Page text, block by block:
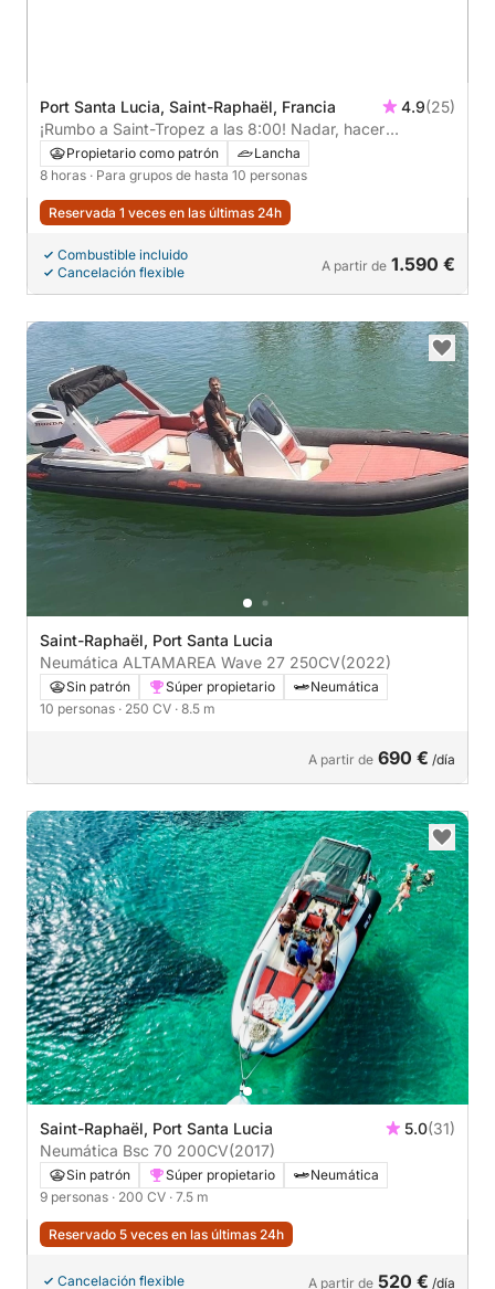
Port Santa Lucia, Saint-Raphaël, Francia 4.9(25)
¡Rumbo a Saint-Tropez a las 8:00! Nadar, hacer
paddleboard y relajarse son parte de la agenda.
Propietario como patrón
Lancha
8 horas · Para grupos de hasta 10 personas
Reservada 1 veces en las últimas 24h
Combustible incluido
Cancelación flexible
A partir de 1.590 €
Saint-Raphaël, Port Santa Lucia
Neumática ALTAMAREA Wave 27 250CV(2022)
Sin patrón Súper propietario
Neumática
10 personas · 250 CV · 8.5 m
A partir de 690 € /día
Saint-Raphaël, Port Santa Lucia 5.0(31)
Neumática Bsc 70 200CV(2017)
Sin patrón Súper propietario
Neumática
9 personas · 200 CV · 7.5 m
Reservado 5 veces en las últimas 24h
Cancelación flexible A partir de 520 € /día